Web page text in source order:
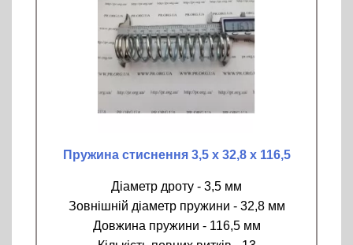
Пружина стиснення 3,5 х 32,8 х 116,5
Діаметр дроту - 3,5 мм
Зовнішній діаметр пружини - 32,8 мм
Довжина пружини - 116,5 мм